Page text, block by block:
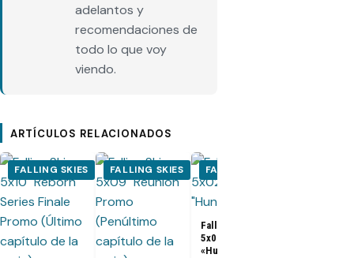
adelantos y
recomendaciones de
todo lo que voy
viendo.
ARTÍCULOS RELACIONADOS
FALLING SKIES FALLING SKIES FALLING SKIES
Falling Skies
5x02 Promo
«Hunger Pains»